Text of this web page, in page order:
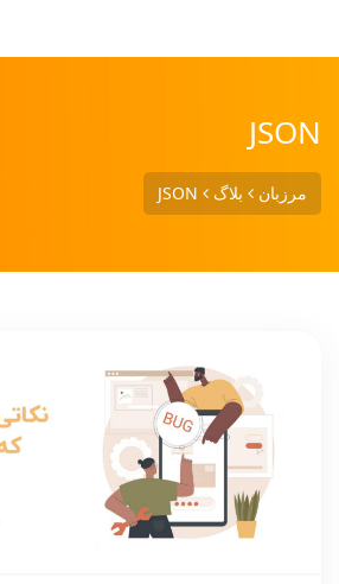
JSON
مرزبان بلاگ JSON